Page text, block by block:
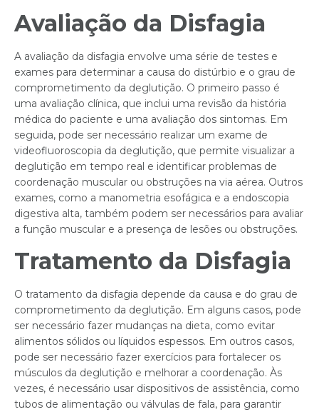
Avaliação da Disfagia
A avaliação da disfagia envolve uma série de testes e
exames para determinar a causa do distúrbio e o grau de
comprometimento da deglutição. O primeiro passo é
uma avaliação clínica, que inclui uma revisão da história
médica do paciente e uma avaliação dos sintomas. Em
seguida, pode ser necessário realizar um exame de
videofluoroscopia da deglutição, que permite visualizar a
deglutição em tempo real e identificar problemas de
coordenação muscular ou obstruções na via aérea. Outros
exames, como a manometria esofágica e a endoscopia
digestiva alta, também podem ser necessários para avaliar
a função muscular e a presença de lesões ou obstruções.
Tratamento da Disfagia
O tratamento da disfagia depende da causa e do grau de
comprometimento da deglutição. Em alguns casos, pode
ser necessário fazer mudanças na dieta, como evitar
alimentos sólidos ou líquidos espessos. Em outros casos,
pode ser necessário fazer exercícios para fortalecer os
músculos da deglutição e melhorar a coordenação. Às
vezes, é necessário usar dispositivos de assistência, como
tubos de alimentação ou válvulas de fala, para garantir